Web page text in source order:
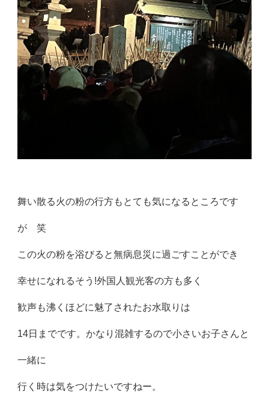
舞い散る火の粉の行方もとても気になるところです
が 笑
この火の粉を浴びると無病息災に過ごすことができ
幸せになれるそう!外国人観光客の方も多く
歓声も沸くほどに魅了されたお水取りは
14日までです。かなり混雑するので小さいお子さんと
一緒に
行く時は気をつけたいですねー。